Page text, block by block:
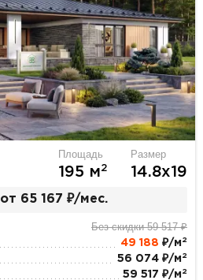
Площадь
195 м2
Размер
14.8х19
от 65 167 ₽/мес.
Без скидки 59 517 ₽
49 188 ₽/м 2
56 074 ₽/м 2
59 517 ₽/м 2